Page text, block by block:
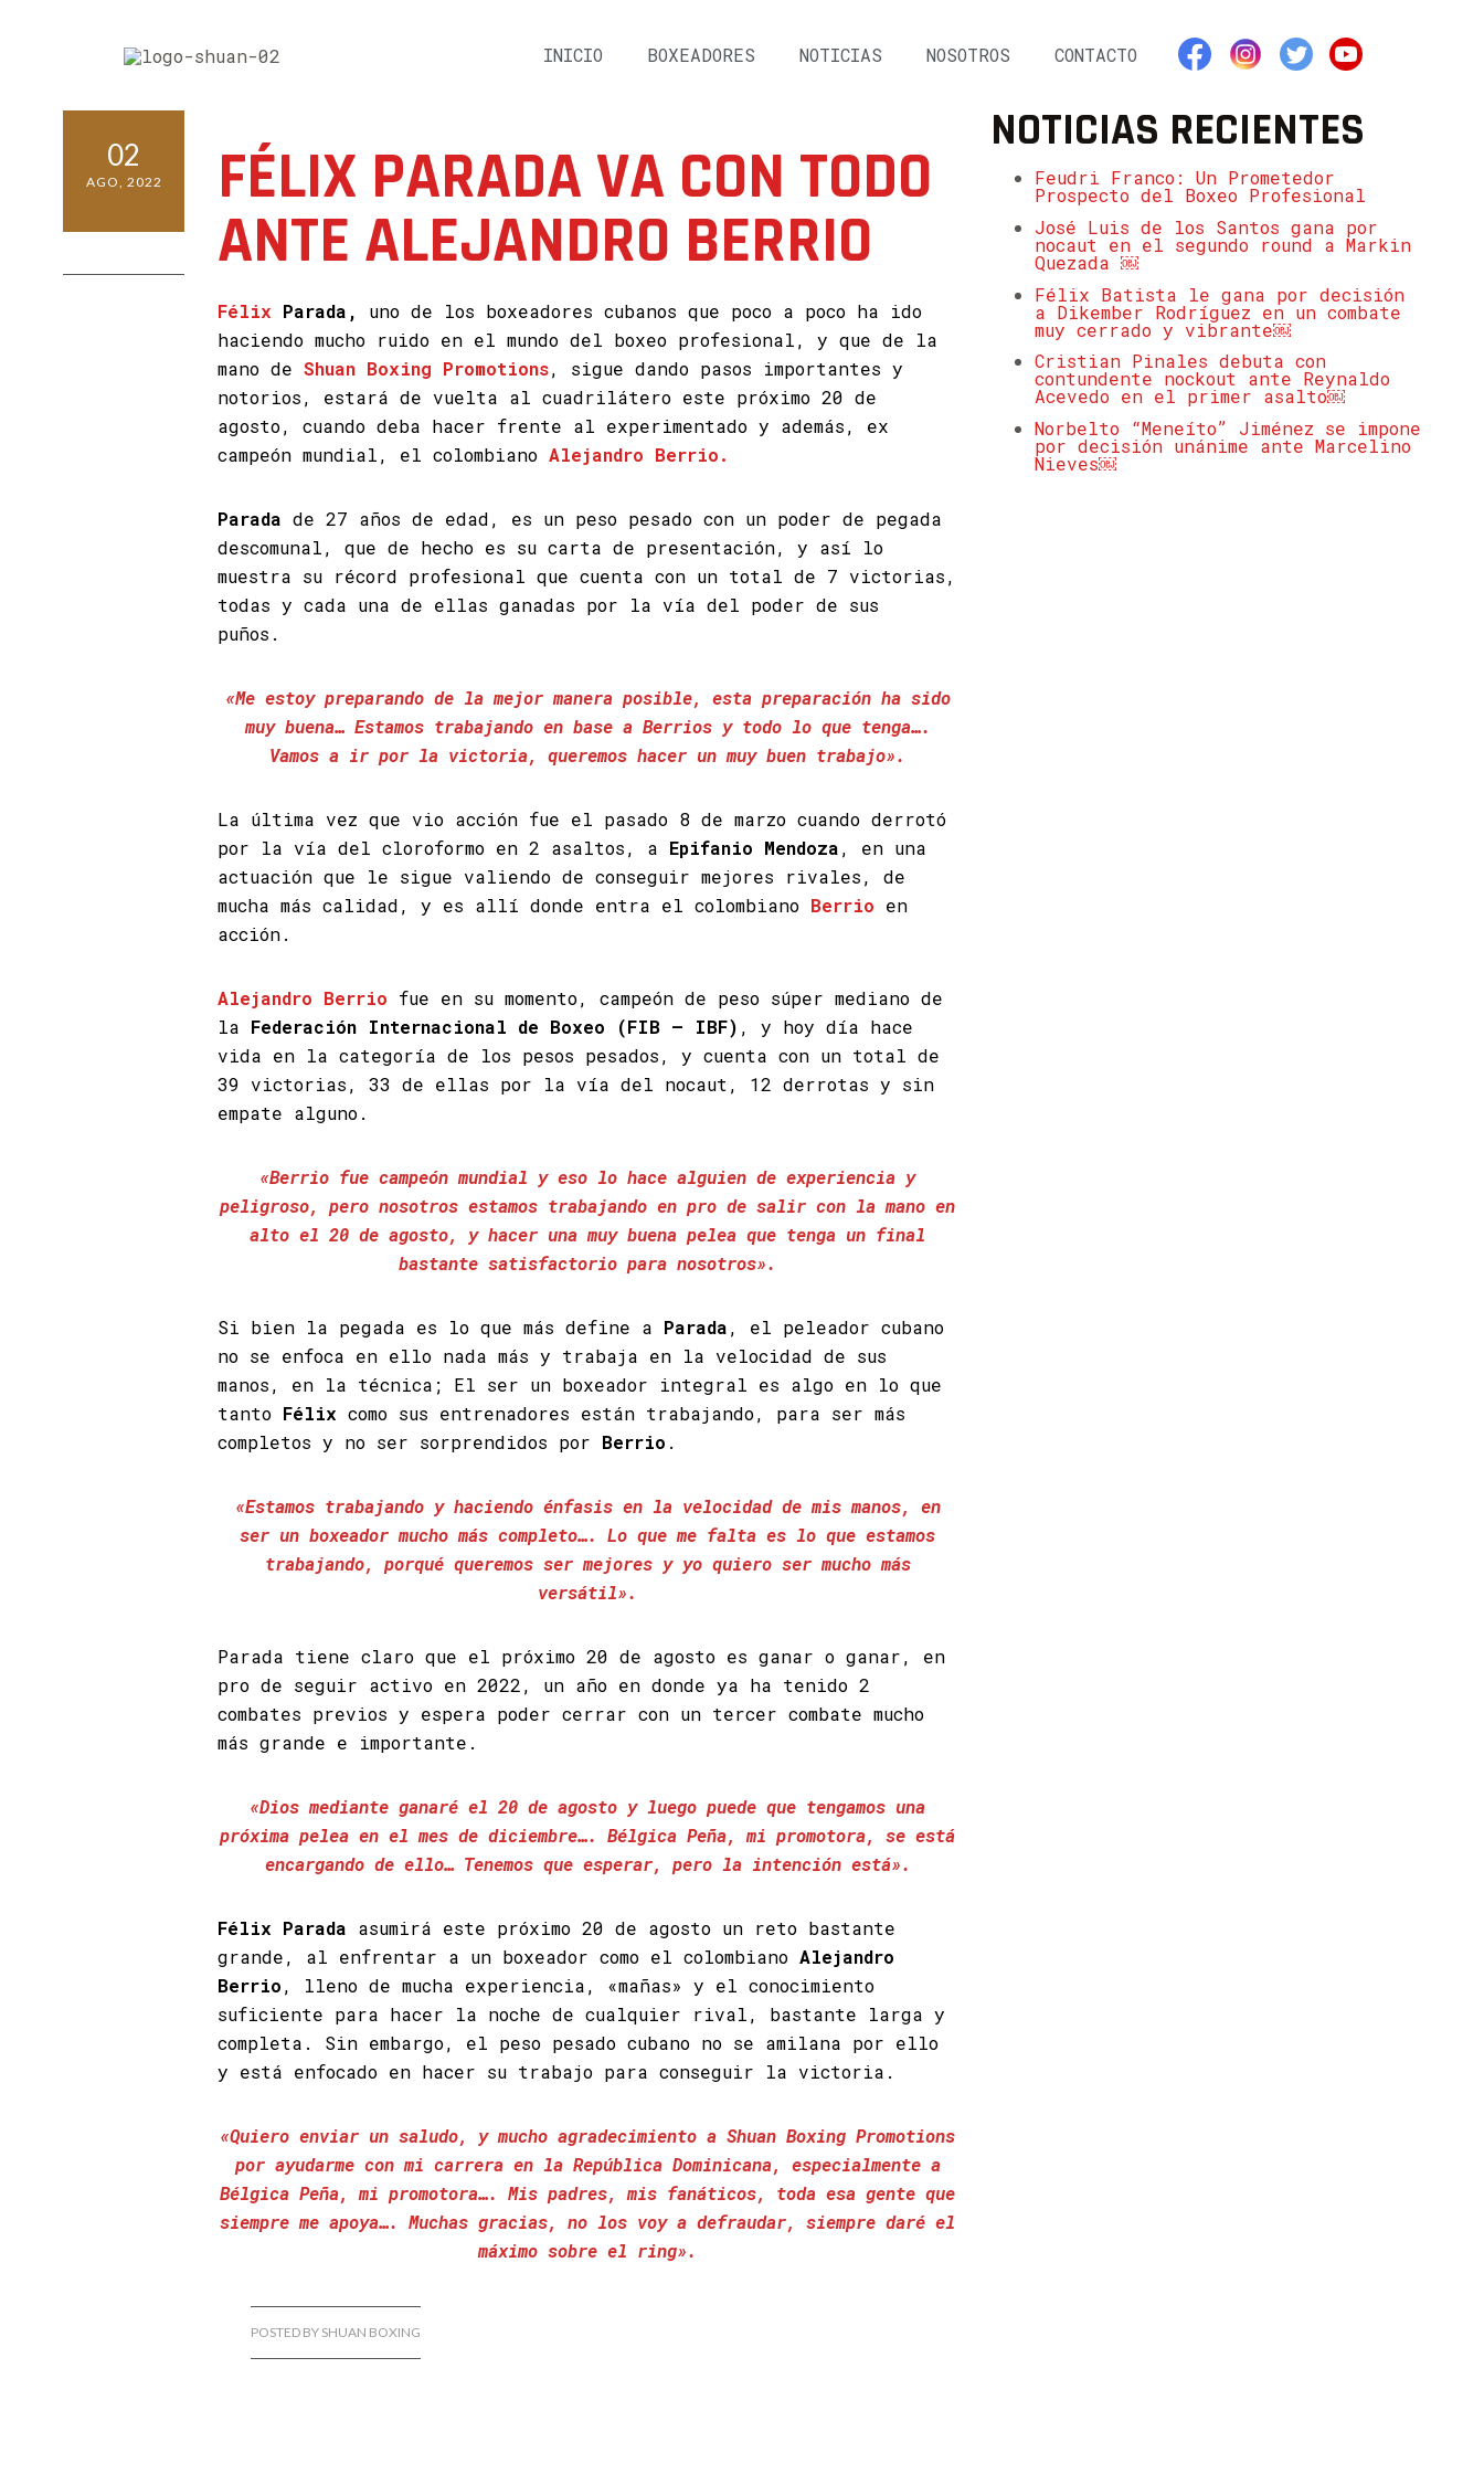
INICIO BOXEADORES NOTICIAS NOSOTROS CONTACTO
02
AGO, 2022 FÉLIX PARADA VA CON TODO
ANTE ALEJANDRO BERRIO
Félix Parada,
uno de los boxeadores cubanos que poco a poco ha ido
haciendo mucho ruido en el mundo del boxeo profesional, y que de la
mano de Shuan Boxing Promotions, sigue dando pasos importantes y
notorios, estará de vuelta al cuadrilátero este próximo 20 de
agosto, cuando deba hacer frente al experimentado y además, ex
campeón mundial, el colombiano Alejandro Berrio.
Parada de 27 años de edad, es un peso pesado con un poder de pegada
descomunal, que de hecho es su carta de presentación, y así lo
muestra su récord profesional que cuenta con un total de 7 victorias,
todas y cada una de ellas ganadas por la vía del poder de sus
puños.
«Me estoy preparando de la mejor manera posible, esta preparación ha sido
muy buena… Estamos trabajando en base a Berrios y todo lo que tenga….
Vamos a ir por la victoria, queremos hacer un muy buen trabajo».
La última vez que vio acción fue el pasado 8 de marzo cuando derrotó
por la vía del cloroformo en 2 asaltos, a Epifanio Mendoza, en una
actuación que le sigue valiendo de conseguir mejores rivales, de
mucha más calidad, y es allí donde entra el colombiano Berrio en
acción.
Alejandro Berrio fue en su momento, campeón de peso súper mediano de
la Federación Internacional de Boxeo (FIB – IBF) , y hoy día hace
vida en la categoría de los pesos pesados, y cuenta con un total de
39 victorias, 33 de ellas por la vía del nocaut, 12 derrotas y sin
empate alguno.
«Berrio fue campeón mundial y eso lo hace alguien de experiencia y
peligroso, pero nosotros estamos trabajando en pro de salir con la mano en
alto el 20 de agosto, y hacer una muy buena pelea que tenga un final
bastante satisfactorio para nosotros».
Si bien la pegada es lo que más define a Parada, el peleador cubano
no se enfoca en ello nada más y trabaja en la velocidad de sus
manos, en la técnica; El ser un boxeador integral es algo en lo que
tanto Félix como sus entrenadores están trabajando, para ser más
completos y no ser sorprendidos por Berrio .
«Estamos trabajando y haciendo énfasis en la velocidad de mis manos, en
ser un boxeador mucho más completo…. Lo que me falta es lo que estamos
trabajando, porqué queremos ser mejores y yo quiero ser mucho más
versátil».
Parada tiene claro que el próximo 20 de agosto es ganar o ganar, en
pro de seguir activo en 2022, un año en donde ya ha tenido 2
combates previos y espera poder cerrar con un tercer combate mucho
más grande e importante.
«Dios mediante ganaré el 20 de agosto y luego puede que tengamos una
próxima pelea en el mes de diciembre…. Bélgica Peña, mi promotora, se está
encargando de ello… Tenemos que esperar, pero la intención está».
Félix Parada asumirá este próximo 20 de agosto un reto bastante
grande, al enfrentar a un boxeador como el colombiano Alejandro
Berrio, lleno de mucha experiencia, «mañas» y el conocimiento
suficiente para hacer la noche de cualquier rival, bastante larga y
completa. Sin embargo, el peso pesado cubano no se amilana por ello
y está enfocado en hacer su trabajo para conseguir la victoria.
«Quiero enviar un saludo, y mucho agradecimiento a Shuan Boxing Promotions
por ayudarme con mi carrera en la República Dominicana, especialmente a
Bélgica Peña, mi promotora…. Mis padres, mis fanáticos, toda esa gente que
siempre me apoya…. Muchas gracias, no los voy a defraudar, siempre daré el
máximo sobre el ring».
POSTED BY SHUAN BOXING
NOTICIAS RECIENTES
Feudri Franco: Un Prometedor
Prospecto del Boxeo Profesional
José Luis de los Santos gana por
nocaut en el segundo round a Markin
Quezada ￼
Félix Batista le gana por decisión
a Dikember Rodríguez en un combate
muy cerrado y vibrante￼
Cristian Pinales debuta con
contundente nockout ante Reynaldo
Acevedo en el primer asalto￼
Norbelto “Meneíto” Jiménez se impone
por decisión unánime ante Marcelino
Nieves￼